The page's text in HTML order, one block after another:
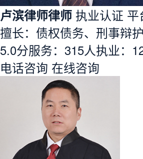
卢滨律师律师 执业认证 平
擅长：债权债务、刑事辩
5.0分服务： 315人执业：
电话咨询 在线咨询